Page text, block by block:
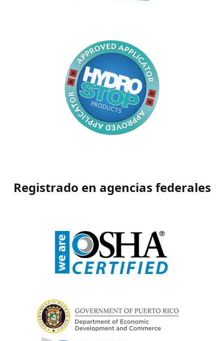
Registrado en agencias federales